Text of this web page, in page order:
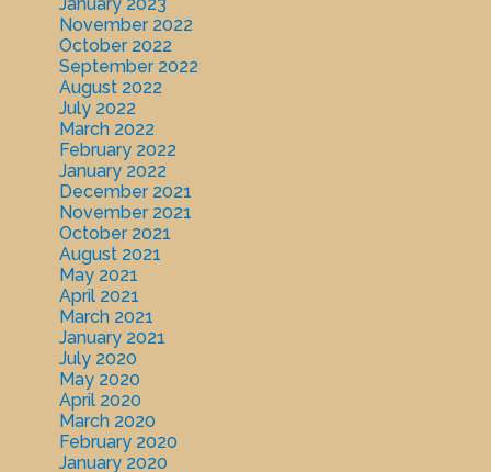
November 2022
October 2022
September 2022
August 2022
July 2022
March 2022
February 2022
January 2022
December 2021
November 2021
October 2021
August 2021
May 2021
April 2021
March 2021
January 2021
July 2020
May 2020
April 2020
March 2020
February 2020
January 2020